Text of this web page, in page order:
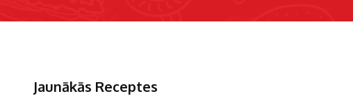
Jaunākās Receptes